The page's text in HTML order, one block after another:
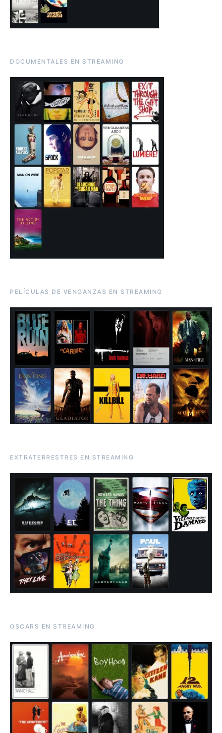
DOCUMENTALES EN STREAMING
PELÍCULAS DE VENGANZAS EN STREAMING
EXTRATERRESTRES EN STREAMING
OSCARS EN STREAMING